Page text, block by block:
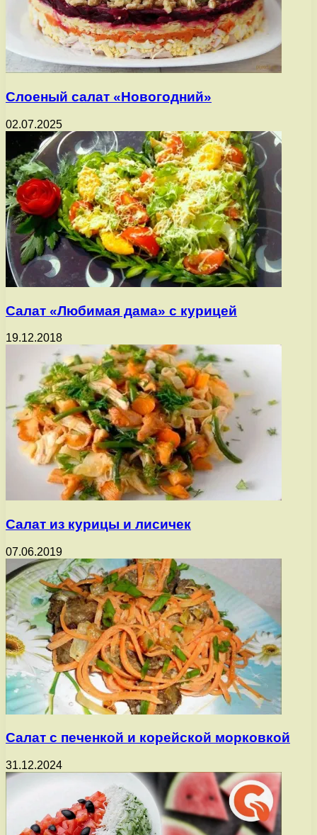
Слоеный салат «Новогодний»
02.07.2025
Салат «Любимая дама» с курицей
19.12.2018
Салат из курицы и лисичек
07.06.2019
Салат с печенкой и корейской морковкой
31.12.2024